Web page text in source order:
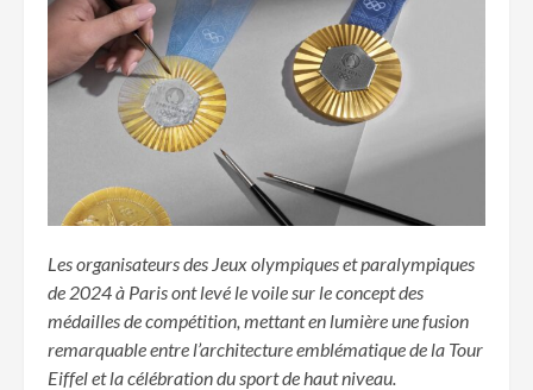
Les organisateurs des Jeux olympiques et paralympiques
de 2024 à Paris ont levé le voile sur le concept des
médailles de compétition, mettant en lumière une fusion
remarquable entre l’architecture emblématique de la Tour
Eiffel et la célébration du sport de haut niveau.